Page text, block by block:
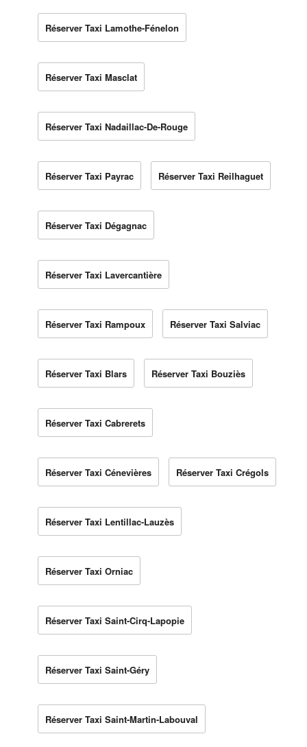
Réserver Taxi Lamothe-Fénelon
Réserver Taxi Masclat
Réserver Taxi Nadaillac-De-Rouge
Réserver Taxi Payrac Réserver Taxi Reilhaguet
Réserver Taxi Dégagnac
Réserver Taxi Lavercantière
Réserver Taxi Rampoux Réserver Taxi Salviac
Réserver Taxi Blars Réserver Taxi Bouziès
Réserver Taxi Cabrerets
Réserver Taxi Cénevières Réserver Taxi Crégols
Réserver Taxi Lentillac-Lauzès
Réserver Taxi Orniac
Réserver Taxi Saint-Cirq-Lapopie
Réserver Taxi Saint-Géry
Réserver Taxi Saint-Martin-Labouval